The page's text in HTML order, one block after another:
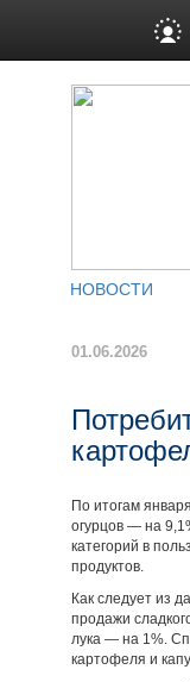
НОВОСТИ
01.06.2026
По итогам
огурцов — на
категорий в
продуктов.
Как следует из
продажи
лука — на 1%.
картофеля и